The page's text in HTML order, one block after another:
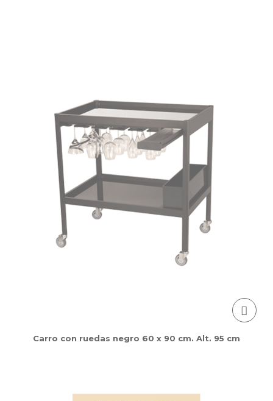
Carro con ruedas negro 60 x 90 cm. Alt. 95 cm